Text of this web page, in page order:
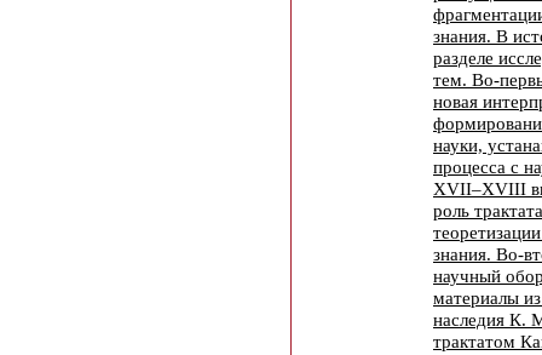
знания. В
разделе
тем. Во-
новая
науки,
процесса с
XVII–XVIII
роль
знания. Во-
научный
материалы
наследия К.
трактатом